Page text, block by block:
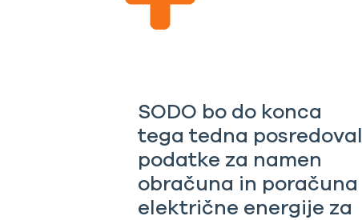
SODO bo do konca
tega tedna posredoval
podatke za namen
obračuna in poračuna
električne energije za